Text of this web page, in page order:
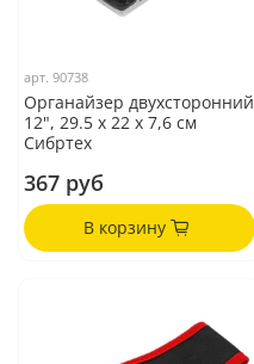
арт.90738
Органайзер двухсторонний
12", 29.5 х 22 х 7,6 см
Сибртех
367 руб
В корзину